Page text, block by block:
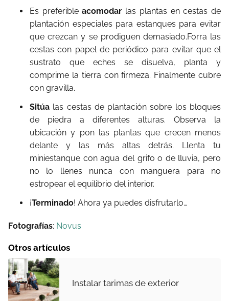
Es preferibleacomodar las plantas en cestas de
plantación especiales para estanques para evitar
que crezcan y se prodiguen demasiado.Forra las
cestas con papel de periódico para evitar que el
sustrato que eches se disuelva, planta y
comprime la tierra con firmeza. Finalmente cubre
con gravilla.
Sitúa las cestas de plantación sobre los bloques
de piedra a diferentes alturas. Observa la
ubicación y pon las plantas que crecen menos
delante y las más altas detrás. Llenta tu
miniestanque con agua del grifo o de lluvia, pero
no lo llenes nunca con manguera para no
estropear el equilibrio del interior.
¡Terminado! Ahora ya puedes disfrutarlo…
Fotografías: Novus
Otros artículos
Instalar tarimas de exterior